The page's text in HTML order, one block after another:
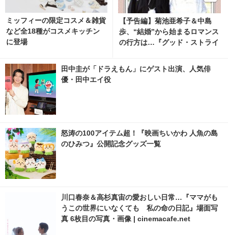
ミッフィーの限定コスメ＆雑貨
など全18種がコスメキッチン
に登場
【予告編】菊池亜希子＆中島
歩、“結婚”から始まるロマンス
の行方は…『グッド・ストライ
田中圭が「ドラえもん」にゲスト出演、人気俳
優・田中エイ役
怒涛の100アイテム超！『映画ちいかわ 人魚の島
のひみつ』公開記念グッズ一覧
川口春奈＆高杉真宙の愛おしい日常…『ママがも
うこの世界にいなくても 私の命の日記』場面写
真 6枚目の写真・画像 | cinemacafe.net